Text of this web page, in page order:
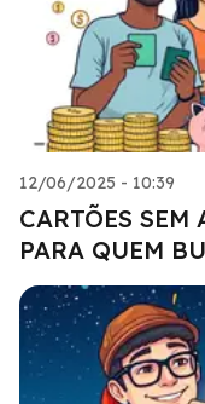
12/06/2025 - 10:39
CARTÕES
PARA QUEM